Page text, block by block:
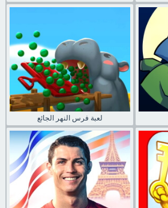
لعبة فرس النهر الجائع